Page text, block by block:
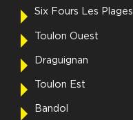
Six Fours Les Plages
Toulon Ouest
Draguignan
Toulon Est
Bandol